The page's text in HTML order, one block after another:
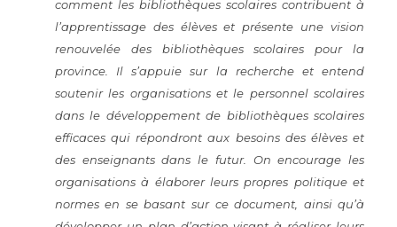
comment les bibliothèques scolaires contribuent à
l’apprentissage des élèves et présente une vision
renouvelée des bibliothèques scolaires pour la
province. Il s’appuie sur la recherche et entend
soutenir les organisations et le personnel scolaires
dans le développement de bibliothèques scolaires
efficaces qui répondront aux besoins des élèves et
des enseignants dans le futur. On encourage les
organisations à élaborer leurs propres politique et
normes en se basant sur ce document, ainsi qu’à